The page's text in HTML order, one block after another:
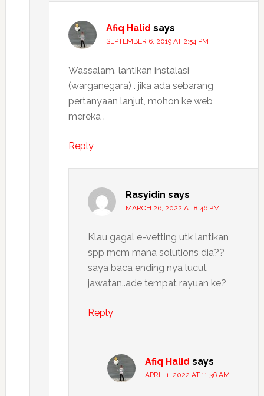
Afiq Halid says
SEPTEMBER 6, 2019 AT 2:54 PM
Wassalam. lantikan instalasi
(warganegara) . jika ada sebarang
pertanyaan lanjut, mohon ke web
mereka .
Reply
Rasyidin says
MARCH 26, 2022 AT 8:46 PM
Klau gagal e-vetting utk lantikan
spp mcm mana solutions dia??
saya baca ending nya lucut
jawatan..ade tempat rayuan ke?
Reply
Afiq Halid says
APRIL 1, 2022 AT 11:36 AM